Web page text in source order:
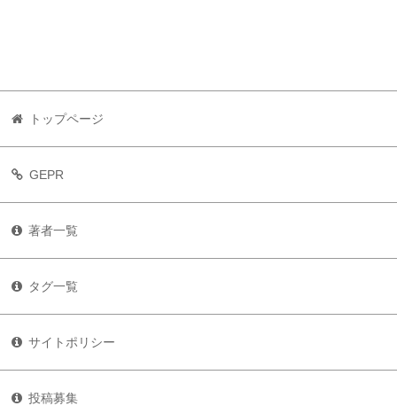
トップページ
GEPR
著者一覧
タグ一覧
サイトポリシー
投稿募集